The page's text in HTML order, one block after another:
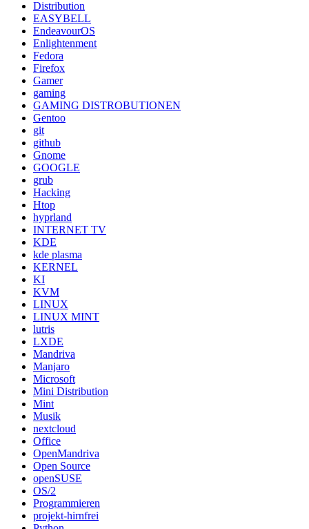
Distribution
EASYBELL
EndeavourOS
Enlightenment
Fedora
Firefox
Gamer
gaming
GAMING DISTROBUTIONEN
Gentoo
git
github
Gnome
GOOGLE
grub
Hacking
Htop
hyprland
INTERNET TV
KDE
kde plasma
KERNEL
KI
KVM
LINUX
LINUX MINT
lutris
LXDE
Mandriva
Manjaro
Microsoft
Mini Distribution
Mint
Musik
nextcloud
Office
OpenMandriva
Open Source
openSUSE
OS/2
Programmieren
projekt-hirnfrei